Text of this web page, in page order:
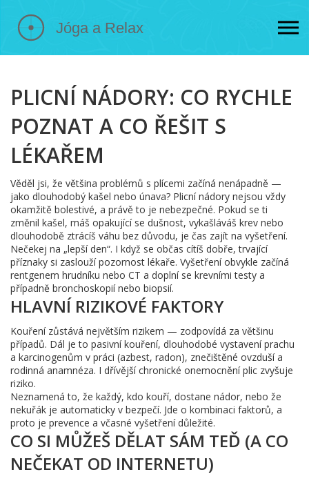
PLICNÍ NÁDORY: CO RYCHLE
POZNAT A CO ŘEŠIT S
LÉKAŘEM
Věděl jsi, že většina problémů s plícemi začíná nenápadně —
jako dlouhodobý kašel nebo únava? Plicní nádory nejsou vždy
okamžitě bolestivé, a právě to je nebezpečné. Pokud se ti
změnil kašel, máš opakující se dušnost, vykašláváš krev nebo
dlouhodobě ztrácíš váhu bez důvodu, je čas zajít na vyšetření.
Nečekej na „lepší den“. I když se občas cítíš dobře, trvající
příznaky si zaslouží pozornost lékaře. Vyšetření obvykle začíná
rentgenem hrudníku nebo CT a doplní se krevními testy a
případně bronchoskopií nebo biopsií.
HLAVNÍ RIZIKOVÉ FAKTORY
Kouření zůstává největším rizikem — zodpovídá za většinu
případů. Dál je to pasivní kouření, dlouhodobé vystavení prachu
a karcinogenům v práci (azbest, radon), znečištěné ovzduší a
rodinná anamnéza. I dřívější chronické onemocnění plic zvyšuje
riziko.
Neznamená to, že každý, kdo kouří, dostane nádor, nebo že
nekuřák je automaticky v bezpečí. Jde o kombinaci faktorů, a
proto je prevence a včasné vyšetření důležité.
CO SI MŮŽEŠ DĚLAT SÁM TEĎ (A CO
NEČEKAT OD INTERNETU)